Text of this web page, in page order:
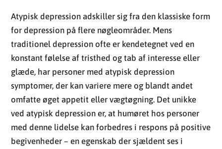
Atypisk depression adskiller sig fra den klassiske form
for depression på flere nøgleområder. Mens
traditionel depression ofte er kendetegnet ved en
konstant følelse af tristhed og tab af interesse eller
glæde, har personer med atypisk depression
symptomer, der kan variere mere og blandt andet
omfatte øget appetit eller vægtøgning. Det unikke
ved atypisk depression er, at humøret hos personer
med denne lidelse kan forbedres i respons på positive
begivenheder – en egenskab der sjældent ses i